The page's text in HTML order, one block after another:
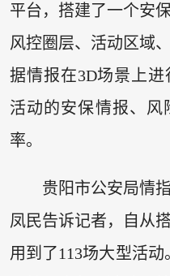
平台，搭建了一个安
风控圈层、活动区域
据情报在3D场景上
活动的安保情报、风
率。
贵阳市公安局情
凤民告诉记者，自从
用到了113场大型活动